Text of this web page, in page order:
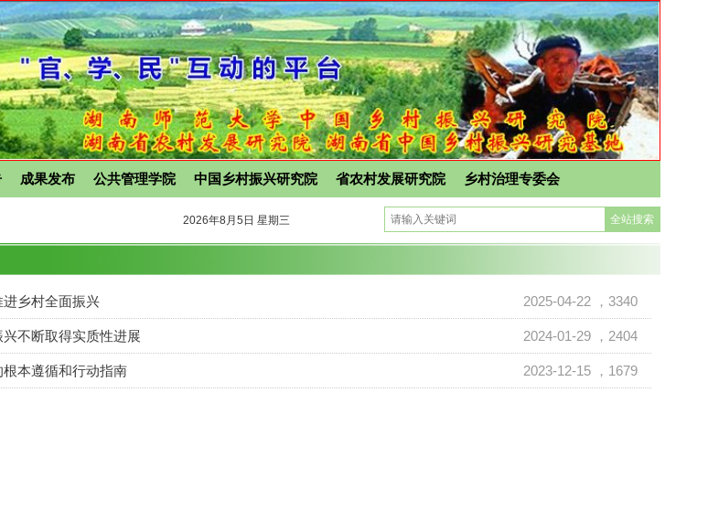
成果发布 公共管理学院 中国乡村振兴研究院 省农村发展研究院 乡村治理专委会
2026年8月5日 星期三
乡村全面振兴 2025-04-22 ，3340
不断取得实质性进展 2024-01-29 ，2404
本遵循和行动指南 2023-12-15 ，1679